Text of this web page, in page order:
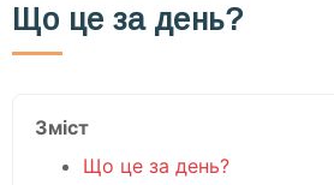
Що це за день?
Зміст
Що це за день?